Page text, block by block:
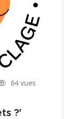
64 vues
?'